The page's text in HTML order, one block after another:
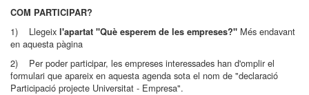
COM PARTICIPAR?
1) Llegeix l'apartat "Què esperem de les empreses?" Més endavant
en aquesta pàgina
2) Per poder participar, les empreses interessades han d'omplir el
formulari que apareix en aquesta agenda sota el nom de "declaració
Participació projecte Universitat - Empresa".